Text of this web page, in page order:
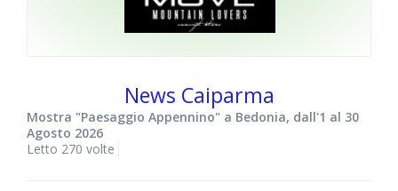
News Caiparma
Mostra "Paesaggio Appennino" a Bedonia, dall'1 al 30
Agosto 2026
Letto 270 volte